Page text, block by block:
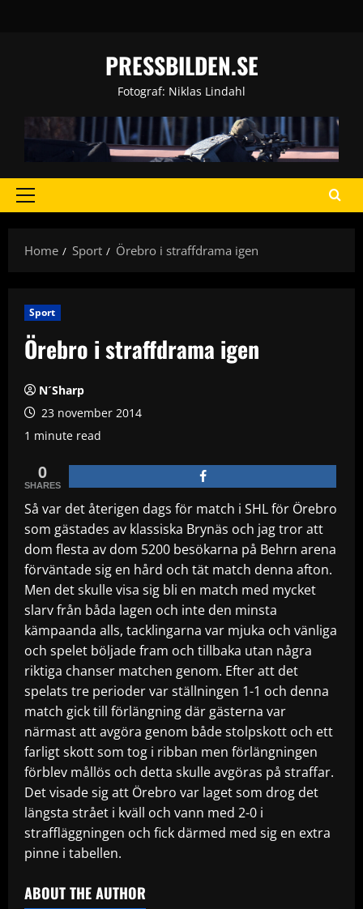
PRESSBILDEN.SE
Fotograf: Niklas Lindahl
Primary
Home
Sport Örebro i straffdrama igen
Sport
Örebro i straffdrama igen
N´Sharp
23 november 2014
1 minute read
0
SHARES
Så var det återigen dags för match i SHL för Örebro
som gästades av klassiska Brynäs och jag tror att
dom flesta av dom 5200 besökarna på Behrn arena
förväntade sig en hård och tät match denna afton.
Men det skulle visa sig bli en match med mycket
slarv från båda lagen och inte den minsta
kämpaanda alls, tacklingarna var mjuka och vänliga
och spelet böljade fram och tillbaka utan några
riktiga chanser matchen genom. Efter att det
spelats tre perioder var ställningen 1-1 och denna
match gick till förlängning där gästerna var
närmast att avgöra genom både stolpskott och ett
farligt skott som tog i ribban men förlängningen
förblev mållös och detta skulle avgöras på straffar.
Det visade sig att Örebro var laget som drog det
längsta strået i kväll och vann med 2-0 i
straffläggningen och fick därmed med sig en extra
pinne i tabellen.
ABOUT THE AUTHOR